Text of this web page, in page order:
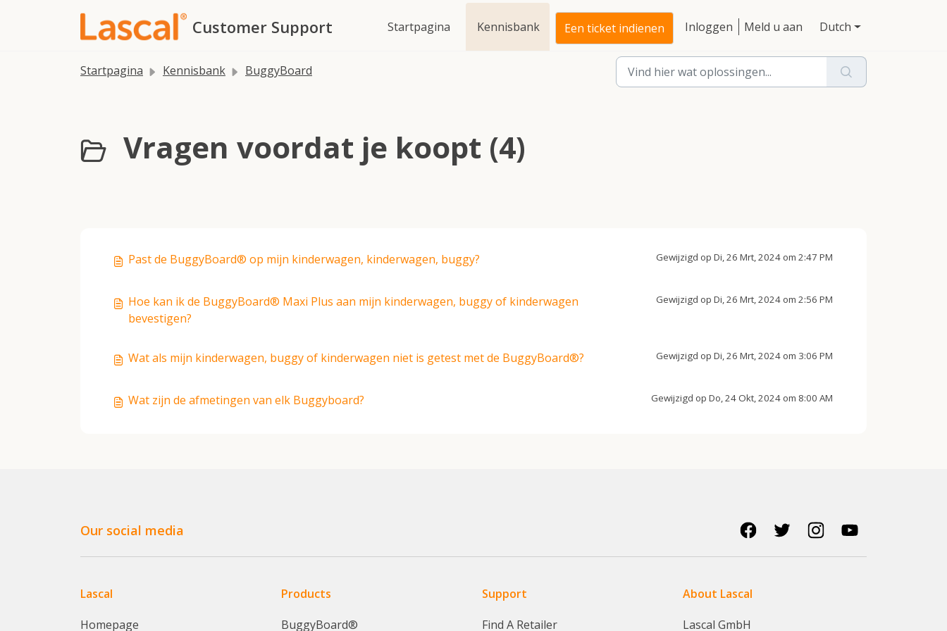
Customer Support Startpagina Kennisbank Een ticket indienen Inloggen Meld u aan Dutch
Startpagina Kennisbank BuggyBoard
Vragen voordat je koopt (4)
Past de BuggyBoard® op mijn kinderwagen, kinderwagen, buggy? Gewijzigd op Di, 26 Mrt, 2024 om 2:47 PM
Hoe kan ik de BuggyBoard® Maxi Plus aan mijn kinderwagen, buggy of kinderwagen
bevestigen?
Gewijzigd op Di, 26 Mrt, 2024 om 2:56 PM
Wat als mijn kinderwagen, buggy of kinderwagen niet is getest met de BuggyBoard®? Gewijzigd op Di, 26 Mrt, 2024 om 3:06 PM
Wat zijn de afmetingen van elk Buggyboard? Gewijzigd op Do, 24 Okt, 2024 om 8:00 AM
Our social media
Lascal
Homepage
Products
BuggyBoard®
Support
Find A Retailer
About Lascal
Lascal GmbH